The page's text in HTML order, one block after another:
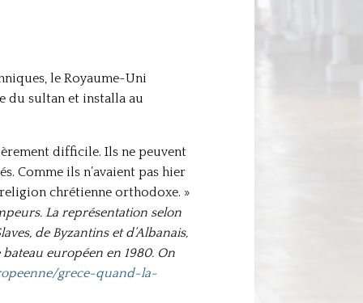
le Royaume-Uni
du sultan et installa au
difficile. Ils ne peuvent
Comme ils n’avaient pas hier
chrétienne orthodoxe. »
La représentation selon
de Byzantins et d’Albanais,
bateau européen en 1980. On
grece-quand-la-